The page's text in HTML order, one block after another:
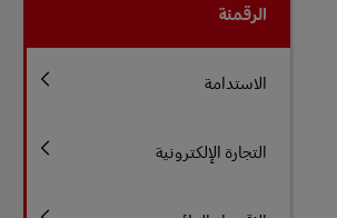
الرقمنة
الاستدامة
التجارة الإلكترونية